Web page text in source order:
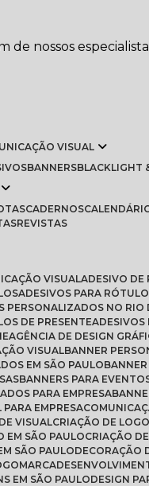
nossos
VISUAL
BANNERS
CADERNOS
REVISTAS
VISUAL ADESIVO
ADESIVOS PARA
PERSONALIZADOS NO RIO
DE PRESENTE
AGÊNCIA DE DESIGN
VISUAL BANNER
EM SÃO PAULO
BANNERS PARA
PARA EMPRESA
PARA EMPRESA
VISUAL
CRIAÇÃO DE
EM SÃO PAULO
CRIAÇÃO
SÃO PAULO
DECORAÇÃO
EM SÃO PAULO
DESIGN